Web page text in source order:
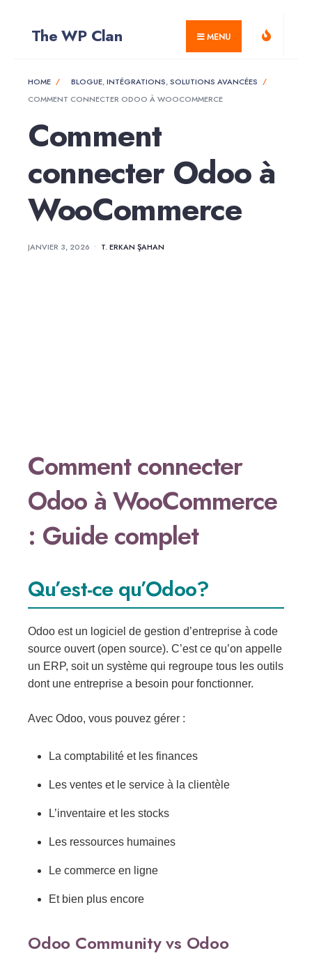
The WP Clan MENU
HOME BLOGUE,INTÉGRATIONS,SOLUTIONS AVANCÉES
COMMENT CONNECTER ODOO À WOOCOMMERCE
Comment
connecter Odoo à
WooCommerce
JANVIER 3, 2026 • T. ERKAN ŞAHAN
Comment connecter
Odoo à WooCommerce
: Guide complet
Qu’est-ce qu’Odoo?
Odoo est un logiciel de gestion d’entreprise à code
source ouvert (open source). C’est ce qu’on appelle
un ERP, soit un système qui regroupe tous les outils
dont une entreprise a besoin pour fonctionner.
Avec Odoo, vous pouvez gérer :
La comptabilité et les finances
Les ventes et le service à la clientèle
L’inventaire et les stocks
Les ressources humaines
Le commerce en ligne
Et bien plus encore
Odoo Community vs Odoo